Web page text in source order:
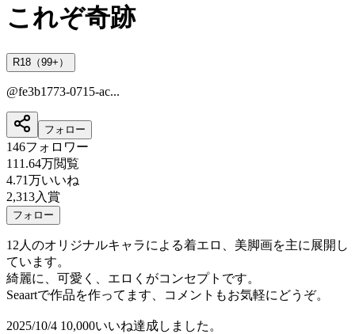
これぞ奇跡
R18（99+）
@fe3b1773-0715-ac...
フォロー
146フォロワー
111.64万閲覧
4.71万いいね
2,313入賞
フォロー
12人のオリジナルキャラによる着エロ、美脚画を主に展開し
ています。
綺麗に、可愛く、エロくがコンセプトです。
Seaartで作品を作ってます、コメントもお気軽にどうぞ。
2025/10/4 10,000いいね達成しました。